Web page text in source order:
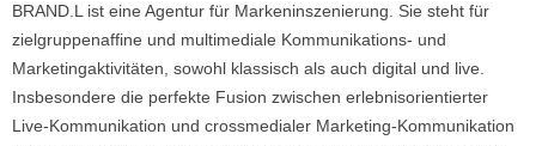
BRAND.L ist eine Agentur für Markeninszenierung. Sie steht für
zielgruppenaffine und multimediale Kommunikations- und
Marketingaktivitäten, sowohl klassisch als auch digital und live.
Insbesondere die perfekte Fusion zwischen erlebnisorientierter
Live-Kommunikation und crossmedialer Marketing-Kommunikation